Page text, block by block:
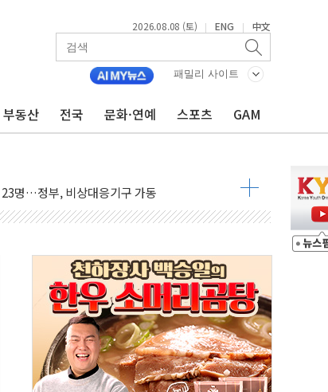
2026.08.08 (토) | ENG | 中文
패밀리 사이트
부동산 전국 문화·연예 스포츠 GAM
받아친 정청래…제주 연설서 신경전 고조
지시…與 "적극 환영"·野 "졸속 국정"
명…정부, 비상대응기구 가동
베이징도 부동산 규제 철폐
' 운영…페르세우스 유성우 관측
50mm 이상 폭우…호우경보 발효
져…온열질환 여부 조사
험 오전 집중 편성…체감온도 38도 넘으면 중단
방지법' 전면 재검토 지시
20~30mm 강한 비...가뭄 해소될 듯